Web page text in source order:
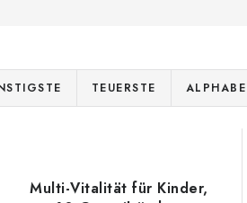
TEUERSTE
Multi-Vitalität für Kinder,